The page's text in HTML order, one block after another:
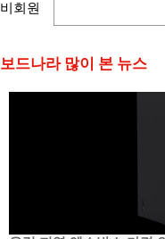
비회원
보드나라 많이 본 뉴스